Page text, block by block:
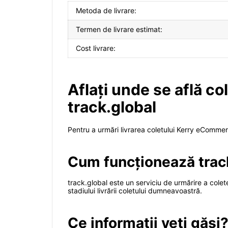
Metoda de livrare:
Termen de livrare estimat:
Cost livrare:
Aflați unde se află
track.global
Pentru a urmări livrarea coletului Kerry
Cum funcționează
track.global este un serviciu de urmărire a
stadiului livrării coletului dumneavoastră.
Ce informații veți găsi?